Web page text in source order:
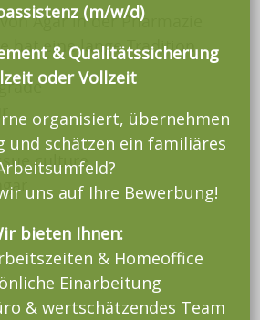
Agar in der Pharmazie
hat eine lange Tradition.
culture
(m/w/d)
& Qualitätssicherung
oder Vollzeit
organisiert, übernehmen
und schätzen ein familiäres
uns auf Ihre Bewerbung!
bieten Ihnen:
& Homeoffice
Einarbeitung
& wertschätzendes Team